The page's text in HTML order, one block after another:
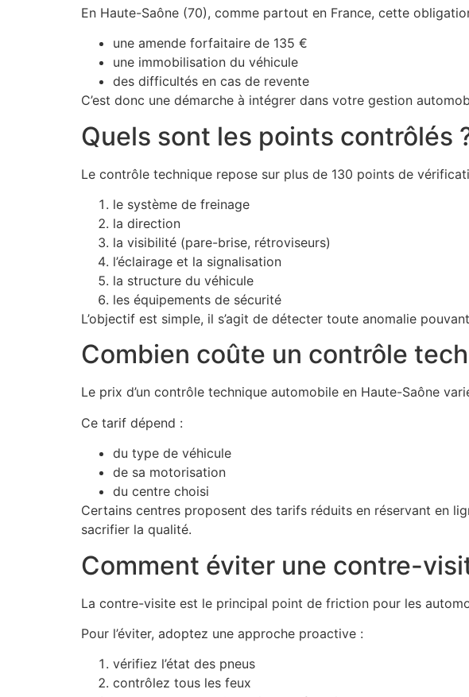
En Haute-Saône (70), comme partout en France, cette
une amende forfaitaire de 135 €
une immobilisation du véhicule
des difficultés en cas de revente
C’est donc une démarche à intégrer dans votre gestion
Quels sont les points contrôlés
Le contrôle technique repose sur plus de 130 points de
le système de freinage
la direction
la visibilité (pare-brise, rétroviseurs)
l’éclairage et la signalisation
la structure du véhicule
les équipements de sécurité
L’objectif est simple, il s’agit de détecter toute anomalie
Combien coûte un contrôle
Le prix d’un contrôle technique automobile en Haute-Saône
Ce tarif dépend :
du type de véhicule
de sa motorisation
du centre choisi
Certains centres proposent des tarifs réduits en réservant en
sacrifier la qualité.
Comment éviter une contre-
La contre-visite est le principal point de friction pour les
Pour l’éviter, adoptez une approche proactive :
vérifiez l’état des pneus
contrôlez tous les feux